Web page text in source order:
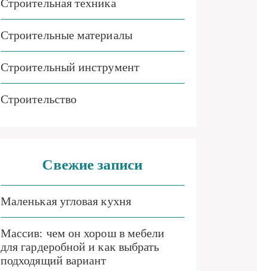
Строительная техника
Строительные материалы
Строительный инструмент
Строительство
Свежие записи
Маленькая угловая кухня
Массив: чем он хорош в мебели
для гардеробной и как выбрать
подходящий вариант